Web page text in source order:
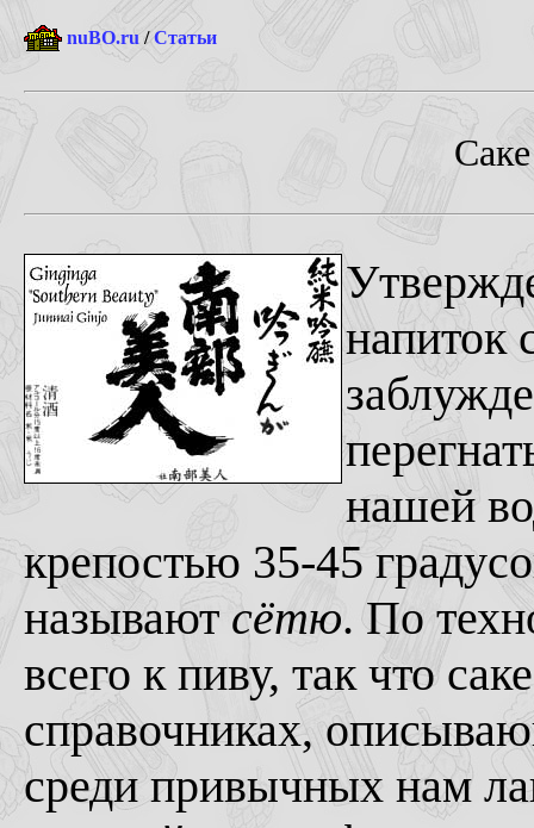
nuBO.ru /Статьи
напиток
нашей
крепостью 35-45
называют сётю. По
всего к пиву, так что
справочниках,
среди привычных нам